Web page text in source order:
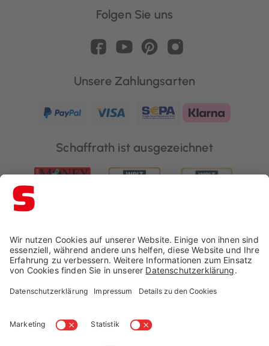
Folgen Sie uns
Unsere Zahlungsarten
Schaffrath ist ausgezeichnet